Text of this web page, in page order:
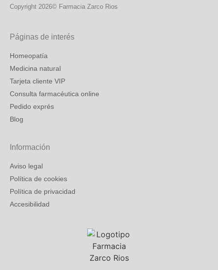
Copyright 2026© Farmacia Zarco Rios
Páginas de interés
Homeopatía
Medicina natural
Tarjeta cliente VIP
Consulta farmacéutica online
Pedido exprés
Blog
Información
Aviso legal
Política de cookies
Política de privacidad
Accesibilidad